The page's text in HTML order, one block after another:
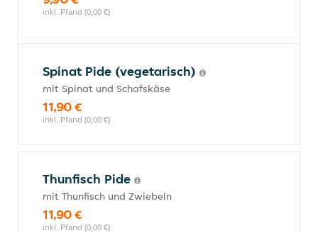
inkl. Pfand (0,00 €)
Spinat Pide (vegetarisch)
mit Spinat und Schafskäse
11,90 €
inkl. Pfand (0,00 €)
Thunfisch Pide
mit Thunfisch und Zwiebeln
11,90 €
inkl. Pfand (0,00 €)